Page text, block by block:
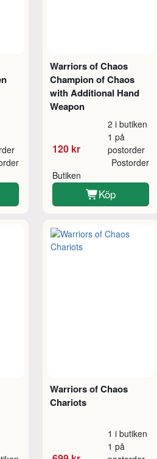
Warriors of Chaos
Champion of Chaos
with Additional Hand
Weapon
120 kr
2 i butiken
1 på
postorder
Butiken
Postorder
Köp
Warriors of Chaos
Chariots
1 i butiken
1 på